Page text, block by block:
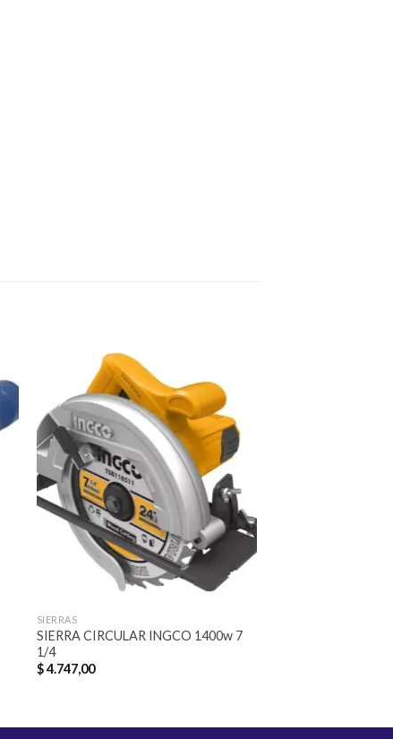
Añadir
a la
lista de
deseos
SIERRAS
SIERRA CIRCULAR INGCO 1400w 7
1/4
$4.747,00